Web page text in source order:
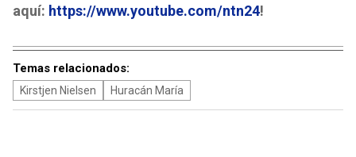
aquí: https://www.youtube.com/ntn24!
Temas relacionados:
Kirstjen Nielsen Huracán María